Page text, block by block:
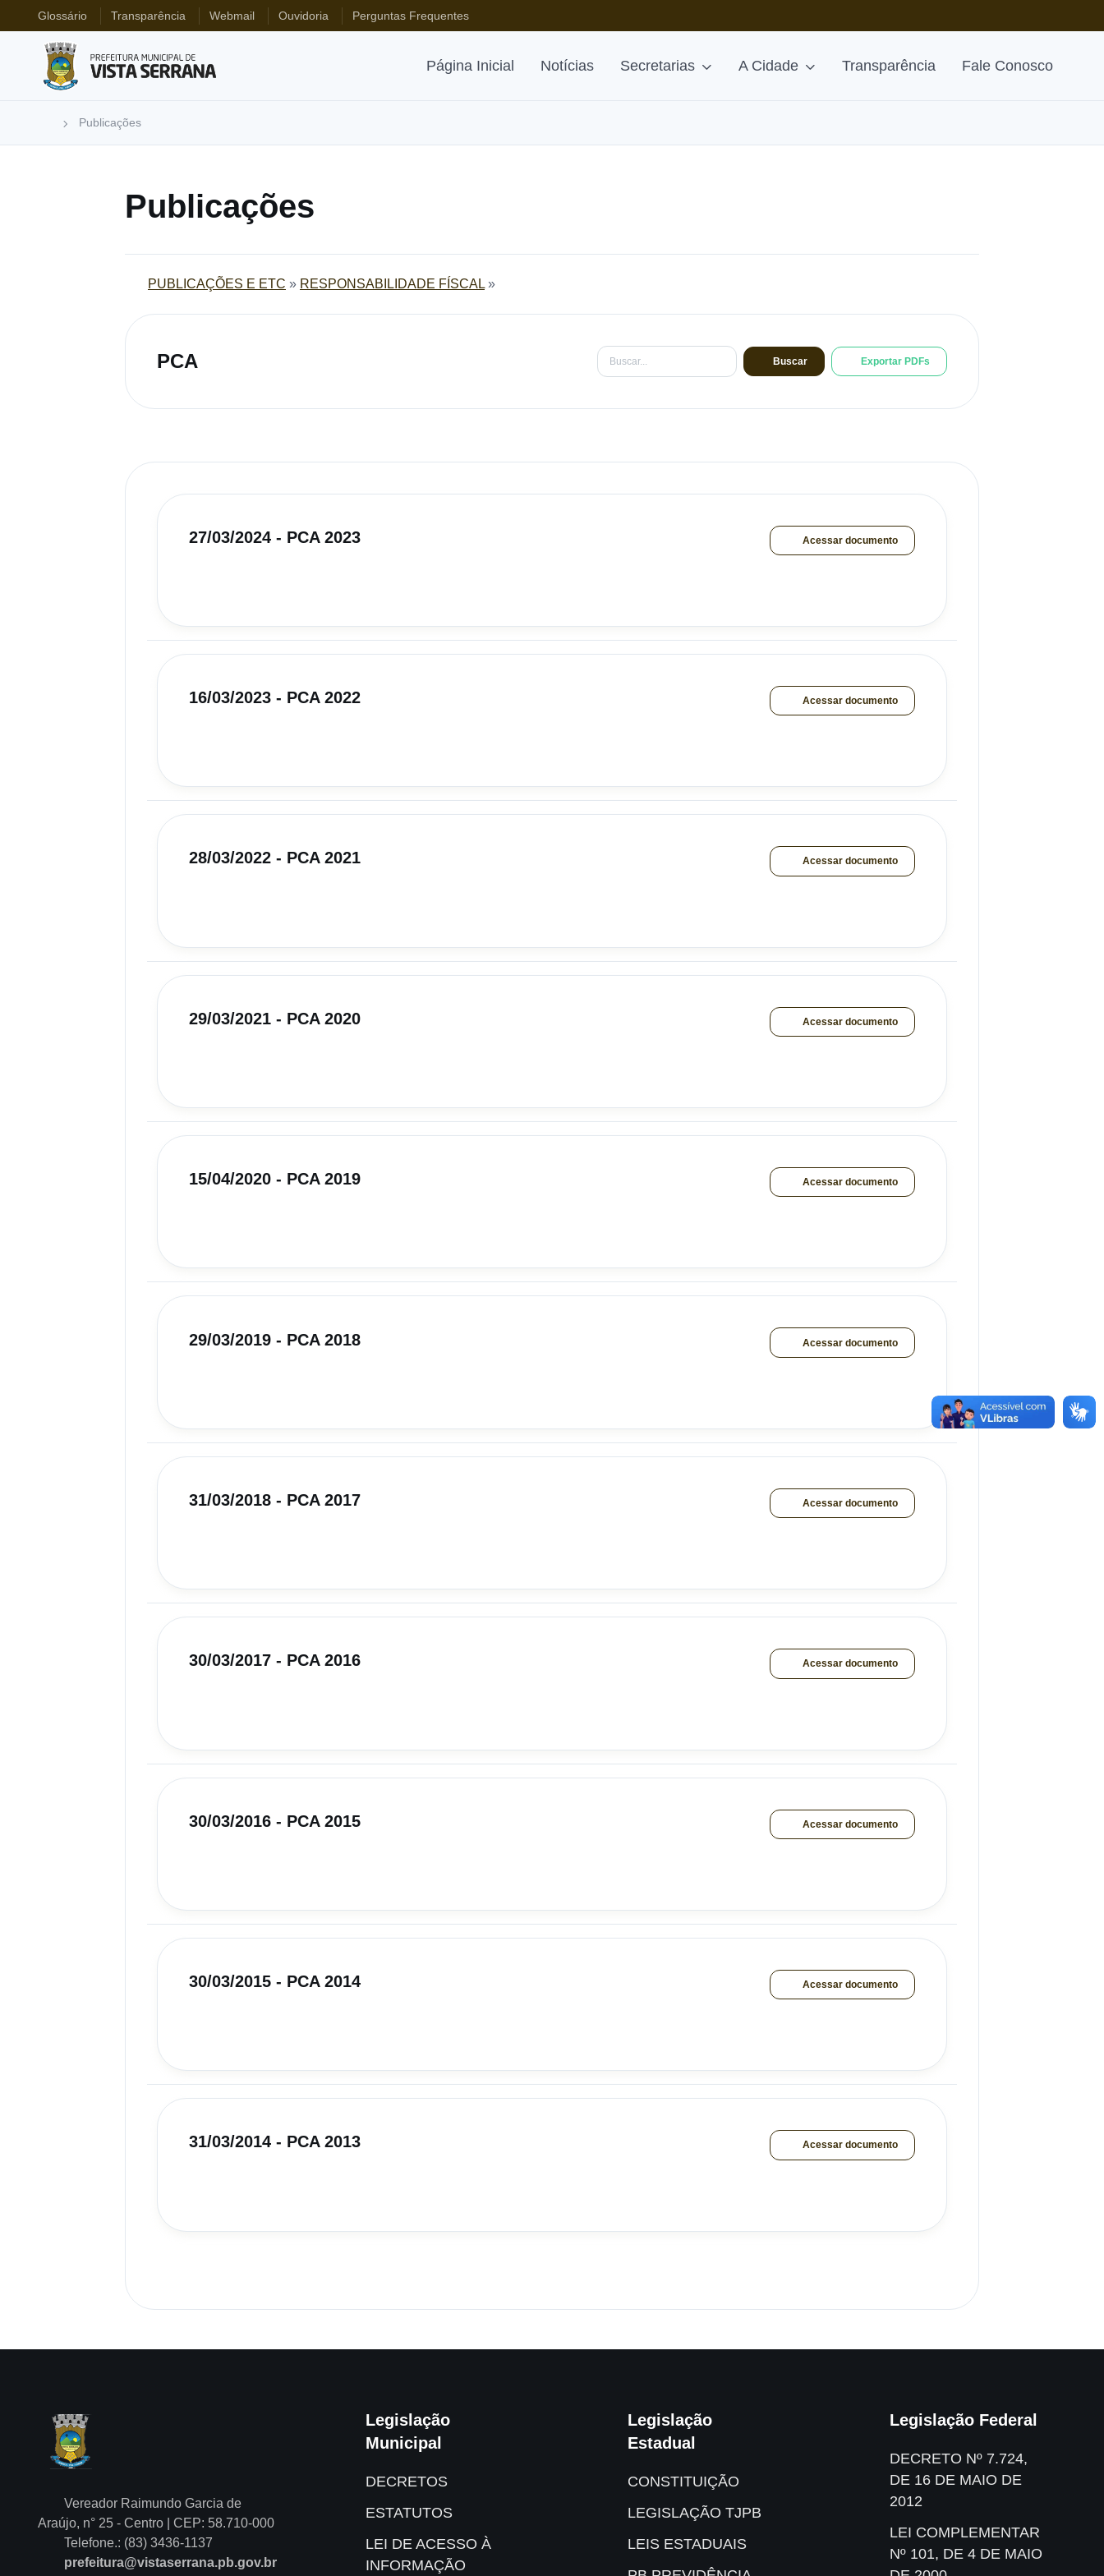
Glossário Transparência Webmail Ouvidoria Perguntas Frequentes
Página Inicial Notícias Secretarias A Cidade Transparência Fale Conosco
Publicações
Publicações
PUBLICAÇÕES E ETC » RESPONSABILIDADE FÍSCAL»
PCA Buscar Exportar PDFs
27/03/2024 - PCA 2023 Acessar documento
16/03/2023 - PCA 2022 Acessar documento
28/03/2022 - PCA 2021 Acessar documento
29/03/2021 - PCA 2020 Acessar documento
15/04/2020 - PCA 2019 Acessar documento
29/03/2019 - PCA 2018 Acessar documento
31/03/2018 - PCA 2017 Acessar documento
30/03/2017 - PCA 2016 Acessar documento
30/03/2016 - PCA 2015 Acessar documento
30/03/2015 - PCA 2014 Acessar documento
31/03/2014 - PCA 2013 Acessar documento
Vereador Raimundo Garcia de
Araújo, n° 25 - Centro | CEP: 58.710-000
Telefone.: (83) 3436-1137
prefeitura@vistaserrana.pb.gov.br
Legislação
Municipal
DECRETOS
ESTATUTOS
LEI DE ACESSO À
INFORMAÇÃO
Legislação
Estadual
CONSTITUIÇÃO
LEGISLAÇÃO TJPB
LEIS ESTADUAIS
Legislação Federal
DECRETO Nº 7.724,
DE 16 DE MAIO DE
2012
LEI COMPLEMENTAR
Nº 101, DE 4 DE MAIO